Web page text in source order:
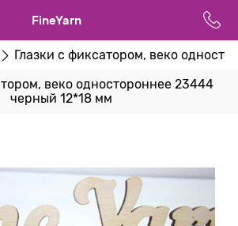
FineYarn
Глазки с фиксатором, веко
веко одностороннее 23444
черный 12*18 мм